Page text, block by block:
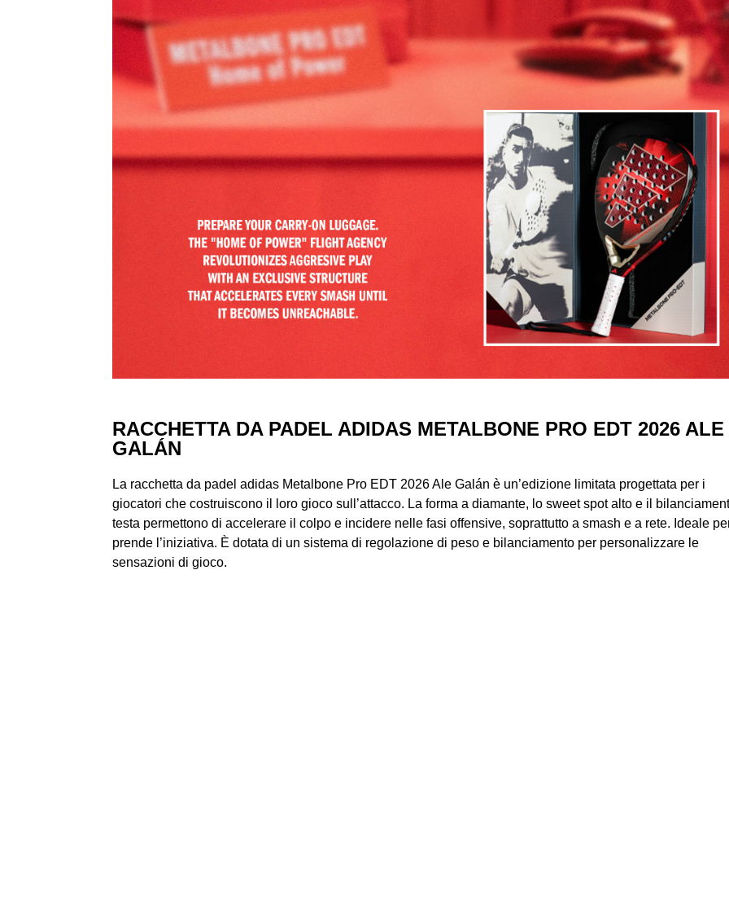
RACCHETTA DA PADEL ADIDAS METALBONE PRO EDT 2026 ALE
GALÁN
La racchetta da padel adidas Metalbone Pro EDT 2026 Ale Galán è un’edizione limitata progettata per i
giocatori che costruiscono il loro gioco sull’attacco. La forma a diamante, lo sweet spot alto e il
testa permettono di accelerare il colpo e incidere nelle fasi offensive, soprattutto a smash e a rete. Ideale
prende l’iniziativa. È dotata di un sistema di regolazione di peso e bilanciamento per personalizzare le
sensazioni di gioco.